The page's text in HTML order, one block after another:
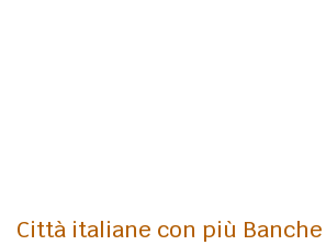
Città italiane con più Banche